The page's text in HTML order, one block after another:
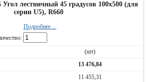
лестничный 45 градусов 100x500 (для
серии U5), R660
Подробнее ...
(шт)
13 476,84
11 455,31